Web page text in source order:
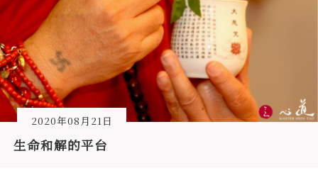
2020年08月21日
生命和解的平台